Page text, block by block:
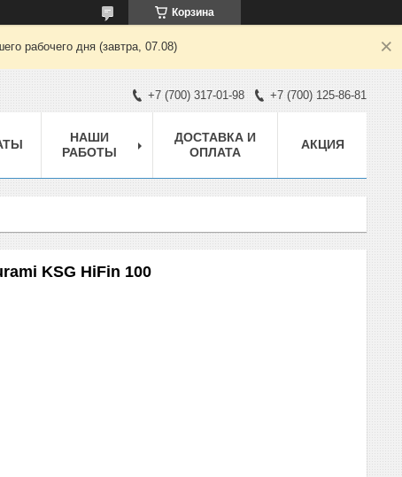
Корзина
рабочего дня (завтра, 07.08)
+7 (700) 317-01-98 +7 (700) 125-86-81
НАШИ
РАБОТЫ
ДОСТАВКА И
ОПЛАТА
АКЦИЯ
KSG HiFin 100